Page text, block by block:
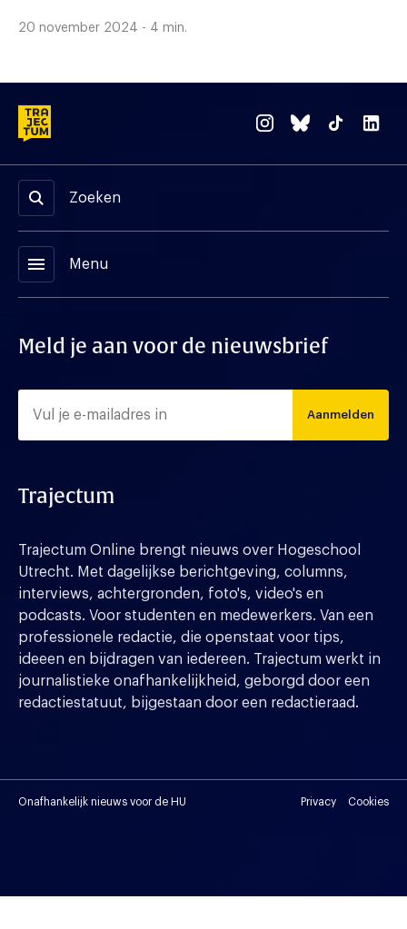
20 november 2024 - 4 min.
Zoeken
menu Menu
Meld je aan voor de nieuwsbrief
Aanmelden
Trajectum
Trajectum Online brengt nieuws over Hogeschool
Utrecht. Met dagelijkse berichtgeving, columns,
interviews, achtergronden, foto's, video's en
podcasts. Voor studenten en medewerkers. Van een
professionele redactie, die openstaat voor tips,
ideeen en bijdragen van iedereen. Trajectum werkt in
journalistieke onafhankelijkheid, geborgd door een
redactiestatuut, bijgestaan door een redactieraad.
Onafhankelijk nieuws voor de HU Privacy Cookies